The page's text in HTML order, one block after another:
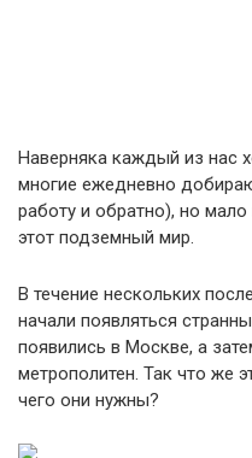
Наверняка каждый из нас
многие ежедневно
работу и обратно), но
этот подземный мир.
В течение нескольких
начали появляться
появились в Москве, а
метрополитен. Так что же
чего они нужны?